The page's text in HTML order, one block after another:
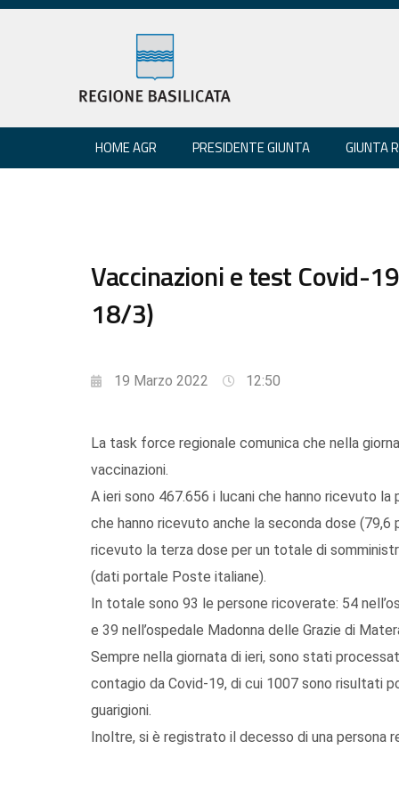
HOME AGR PRESIDENTE GIUNTA GIUNTA
Vaccinazioni e test Covid-
18/3)
19 Marzo 2022 12:50
La task force regionale comunica che nella
vaccinazioni.
A ieri sono 467.656 i lucani che hanno ricevuto
che hanno ricevuto anche la seconda dose
ricevuto la terza dose per un totale di
(dati portale Poste italiane).
In totale sono 93 le persone ricoverate: 54
e 39 nell’ospedale Madonna delle Grazie di
Sempre nella giornata di ieri, sono stati
contagio da Covid-19, di cui 1007 sono risultati
guarigioni.
Inoltre, si è registrato il decesso di una persona